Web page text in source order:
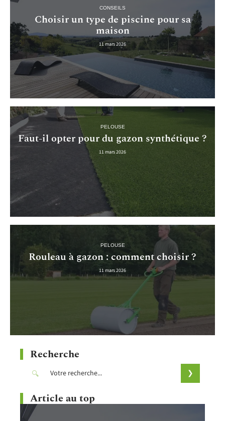
CONSEILS
Choisir un type de piscine pour sa
maison
11 mars 2026
PELOUSE
Faut-il opter pour du gazon synthétique ?
11 mars 2026
PELOUSE
Rouleau à gazon : comment choisir ?
11 mars 2026
Recherche
Article au top